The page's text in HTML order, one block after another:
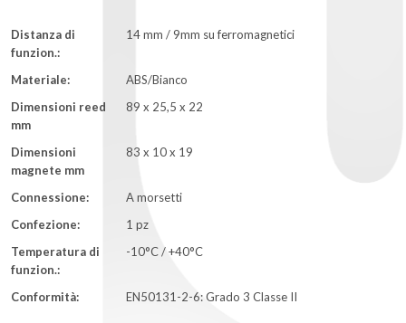
Distanza di
funzion.:
14 mm / 9mm su ferromagnetici
Materiale:
ABS/Bianco
Dimensioni reed
mm
89 x 25,5 x 22
Dimensioni
magnete mm
83 x 10 x 19
Connessione:
A morsetti
Confezione:
1 pz
Temperatura di
funzion.:
-10°C / +40°C
Conformità: EN50131-2-6: Grado 3 Classe II